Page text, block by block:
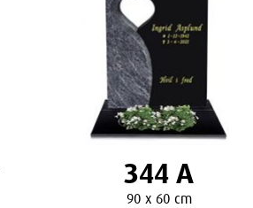
344 A
90 x 60 cm